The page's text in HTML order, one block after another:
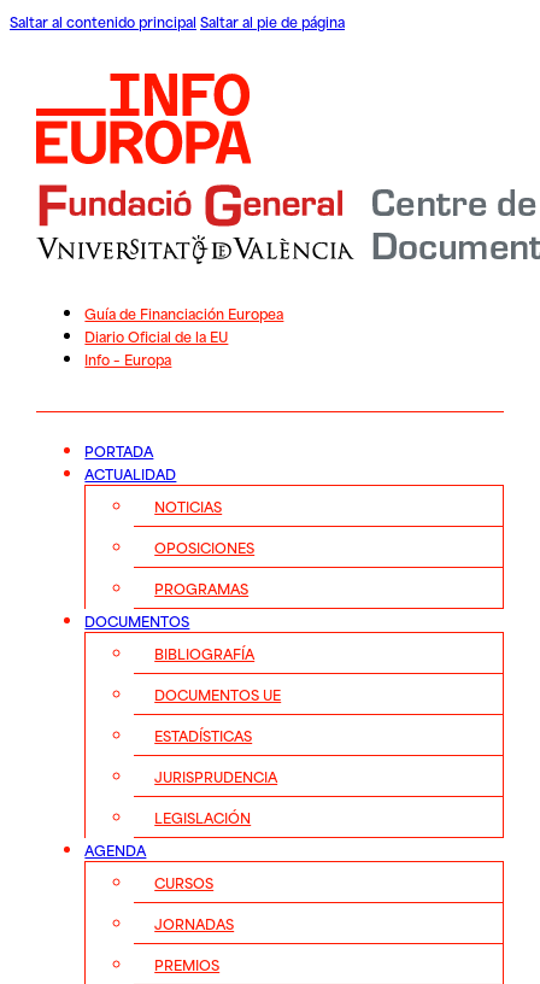
Saltar al contenido principal Saltar al pie de página
Guía de Financiación Europea
Diario Oficial de la EU
Info – Europa
PORTADA
ACTUALIDAD
NOTICIAS
OPOSICIONES
PROGRAMAS
DOCUMENTOS
BIBLIOGRAFÍA
DOCUMENTOS UE
ESTADÍSTICAS
JURISPRUDENCIA
LEGISLACIÓN
AGENDA
CURSOS
JORNADAS
PREMIOS